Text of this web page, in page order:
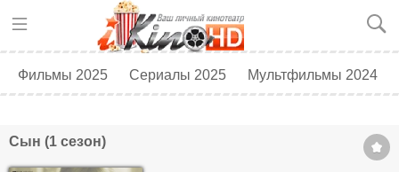
Фильмы 2025 Сериалы 2025 Мультфильмы 2024
Сын (1 сезон)